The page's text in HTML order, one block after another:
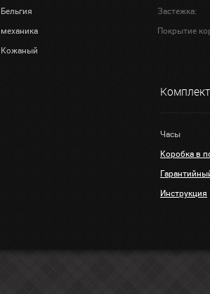
Бельгия
Застежка:
механика Покрытие
Кожаный
Часы
Коробка в
Инструкция